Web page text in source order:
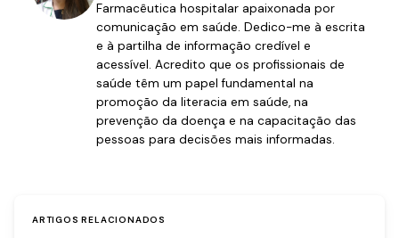
Farmacêutica hospitalar apaixonada por
comunicação em saúde. Dedico-me à escrita
e à partilha de informação credível e
acessível. Acredito que os profissionais de
saúde têm um papel fundamental na
promoção da literacia em saúde, na
prevenção da doença e na capacitação das
pessoas para decisões mais informadas.
ARTIGOS RELACIONADOS